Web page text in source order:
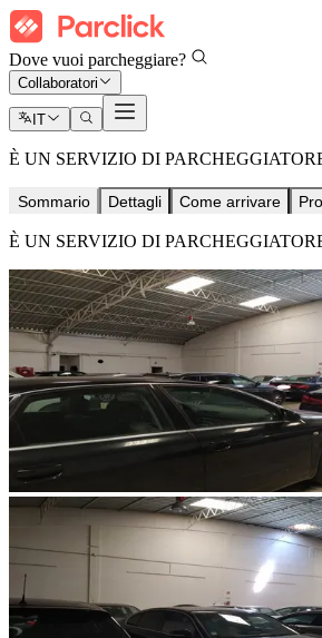
Dove vuoi parcheggiare?
Collaboratori
IT
È UN SERVIZIO DI
Sommario Dettagli Come arrivare
È UN SERVIZIO DI